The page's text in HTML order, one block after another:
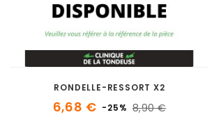
RONDELLE-RESSORT X2
6,68 € -25% 8,90 €